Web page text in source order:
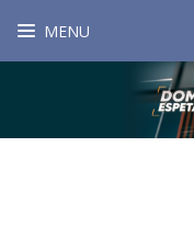
MENU